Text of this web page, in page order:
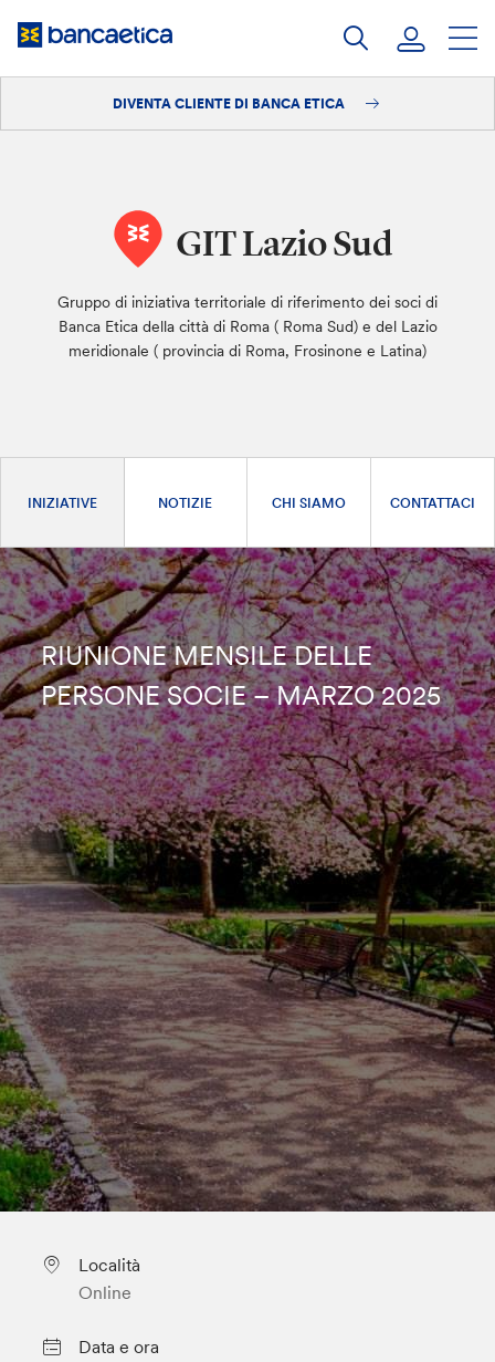
DIVENTA CLIENTE DI BANCA ETICA
GIT Lazio Sud
Gruppo di iniziativa territoriale di riferimento dei soci di
Banca Etica della città di Roma ( Roma Sud) e del Lazio
meridionale ( provincia di Roma, Frosinone e Latina)
INIZIATIVE NOTIZIE CHI SIAMO CONTATTACI
RIUNIONE MENSILE DELLE
PERSONE SOCIE – MARZO 2025
Località
Online
Data e ora